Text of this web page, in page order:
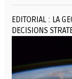
EDITORIAL : LA
DECISIONS